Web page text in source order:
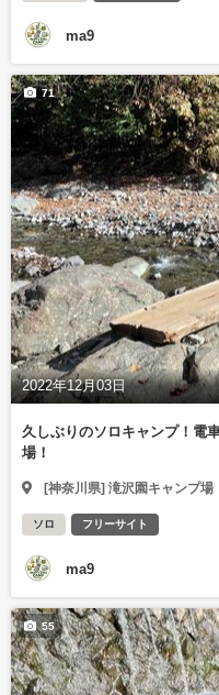
ma9
2022年12月03日
71
久しぶりのソロキャンプ！電
場！
[神奈川県] 滝沢園キャンプ場
ソロ フリーサイト
ma9
55